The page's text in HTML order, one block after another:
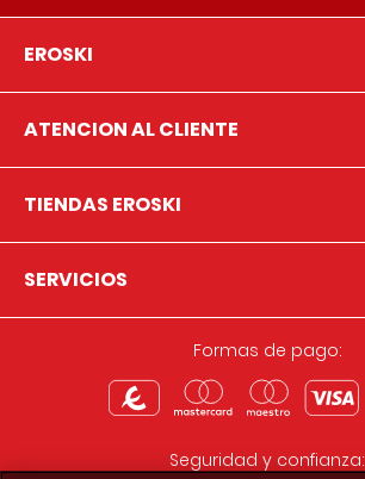
EROSKI
ATENCION AL CLIENTE
TIENDAS EROSKI
SERVICIOS
Formas de pago:
Seguridad y confianza: